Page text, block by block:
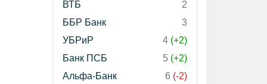
ВТБ
2
ББР Банк
3
УБРиР
4 (+2)
Банк ПСБ
5 (+2)
Альфа-Банк
6 (-2)